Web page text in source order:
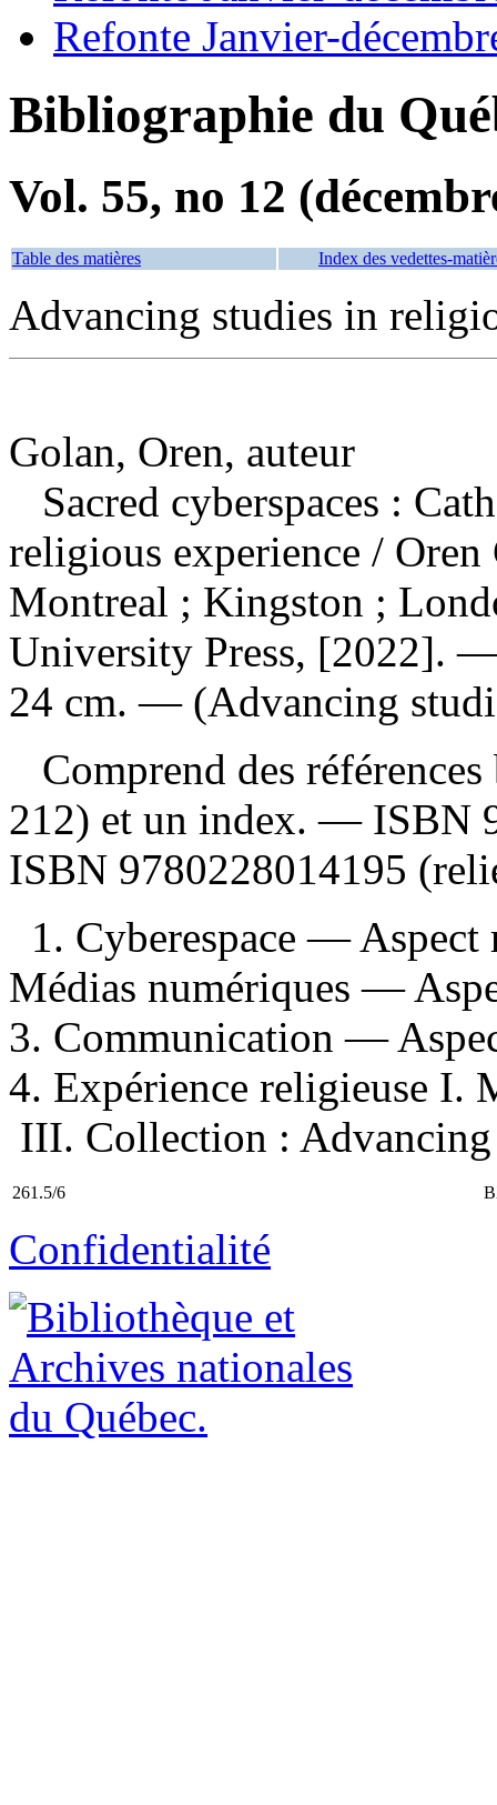
Refonte Janvier-
Bibliographie du
Vol. 55, no 12
Table des matières Index des vedettes-
Advancing studies in
Golan, Oren, auteur
Sacred cyberspaces :
religious experience /
Montreal ; Kingston ;
University Press, [2022].
24 cm. — (Advancing
Comprend des
212) et un index. — ISBN
ISBN 9780228014195
1. Cyberespace —
Médias numériques —
3. Communication —
4. Expérience religieuse I.
III. Collection :
261.5/6
Confidentialité